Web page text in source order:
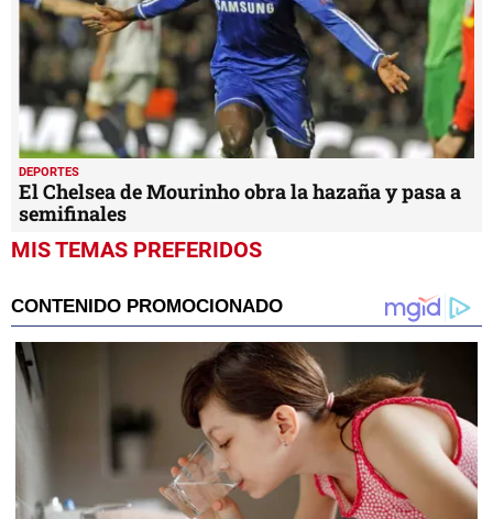
DEPORTES
El Chelsea de Mourinho obra la hazaña y pasa a
semifinales
MIS TEMAS PREFERIDOS